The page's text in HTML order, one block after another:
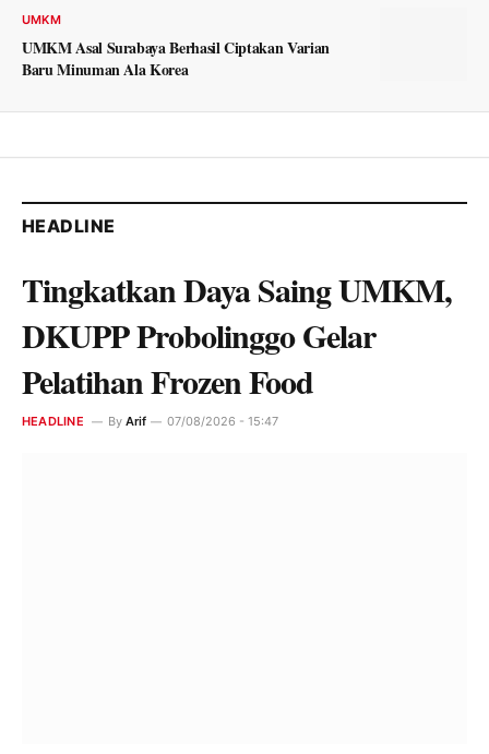
UMKM
UMKM Asal Surabaya Berhasil Ciptakan Varian
Baru Minuman Ala Korea
HEADLINE
Tingkatkan Daya Saing UMKM,
DKUPP Probolinggo Gelar
Pelatihan Frozen Food
HEADLINE By Arif 07/08/2026 - 15:47